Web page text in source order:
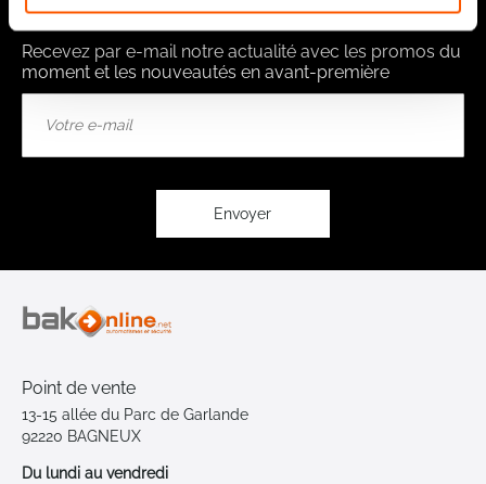
Notre newsletter
Recevez par e-mail notre actualité avec les promos du
moment et les nouveautés en avant-première
Envoyer
Point de vente
13-15 allée du Parc de Garlande
92220 BAGNEUX
Du lundi au vendredi